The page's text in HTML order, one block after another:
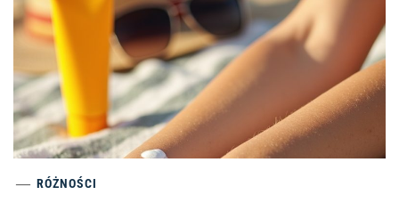
RÓŻNOŚCI